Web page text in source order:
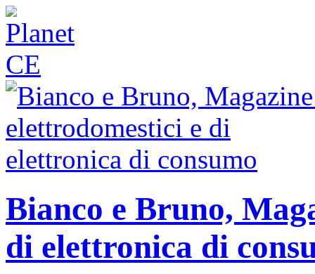
Bianco e Bruno,
di elettronica di